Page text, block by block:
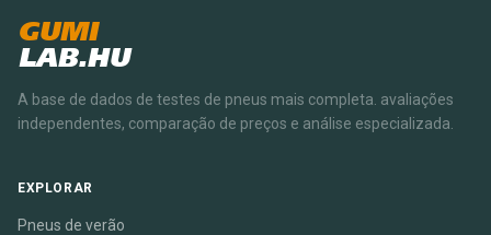
GUMI
LAB.HU
A base de dados de testes de pneus mais completa. avaliações
independentes, comparação de preços e análise especializada.
EXPLORAR
Pneus de verão